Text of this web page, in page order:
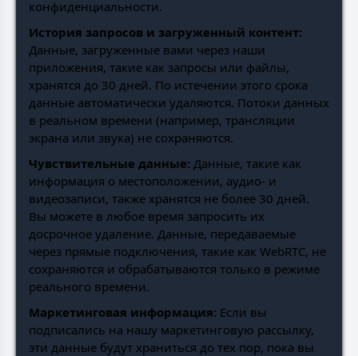
конфиденциальности.
История запросов и загруженный контент:
Данные, загруженные вами через наши
приложения, такие как запросы или файлы,
хранятся до 30 дней. По истечении этого срока
данные автоматически удаляются. Потоки данных
в реальном времени (например, трансляции
экрана или звука) не сохраняются.
Чувствительные данные: Данные, такие как
информация о местоположении, аудио- и
видеозаписи, также хранятся не более 30 дней.
Вы можете в любое время запросить их
досрочное удаление. Данные, передаваемые
через прямые подключения, такие как WebRTC, не
сохраняются и обрабатываются только в режиме
реального времени.
Маркетинговая информация: Если вы
подписались на нашу маркетинговую рассылку,
эти данные будут храниться до тех пор, пока вы